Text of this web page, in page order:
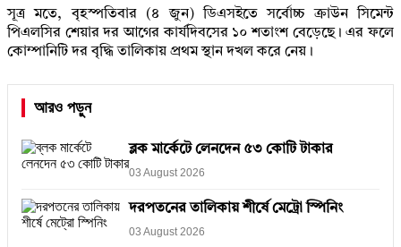
সূত্র মতে, বৃহস্পতিবার (৪ জুন) ডিএসইতে সর্বোচ্চ ক্রাউন সিমেন্ট
পিএলসির শেয়ার দর আগের কার্যদিবসের ১০ শতাংশ বেড়েছে। এর ফলে
কোম্পানিটি দর বৃদ্ধি তালিকায় প্রথম স্থান দখল করে নেয়।
আরও পড়ুন
ব্লক মার্কেটে লেনদেন ৫৩ কোটি টাকার
03 August 2026
দরপতনের তালিকায় শীর্ষে মেট্রো স্পিনিং
03 August 2026